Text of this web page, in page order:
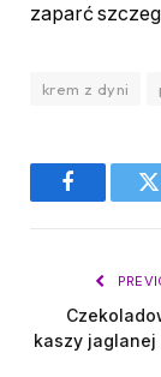
zaparć
krem z dyni
Facebook
kaszy jaglanej